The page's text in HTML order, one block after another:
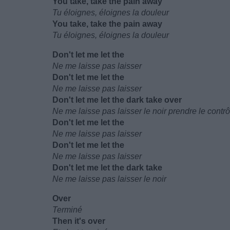
Tu éloignes, éloignes la douleur
You take, take the pain away
Tu éloignes, éloignes la douleur
Don't let me let the
Ne me laisse pas laisser
Don't let me let the
Ne me laisse pas laisser
Don't let me let the dark take over
Ne me laisse pas laisser le noir prendre le
Don't let me let the
Ne me laisse pas laisser
Don't let me let the
Ne me laisse pas laisser
Don't let me let the dark take
Ne me laisse pas laisser le noir
Over
Terminé
Then it's over